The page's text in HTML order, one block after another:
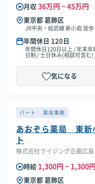
月収 36万円 ~ 45万円
東京都 葛飾区
JR中央・総武線 新小岩 徒歩
年間休日 120日
年間休日120日以上 / 年末年
日制 / 土日休み(相談可含む
気になる
パート 薬局事務
あおぞら薬局 東新
ト
株式会社ライジング企画広島
時給 1,300円 ~ 1,300円
東京都 葛飾区